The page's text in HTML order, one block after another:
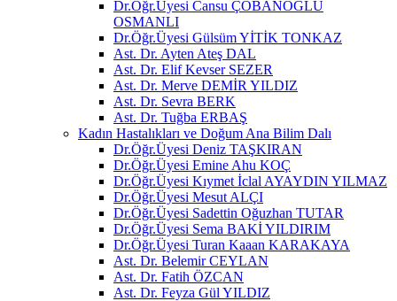
Dr.Öğr.Üyesi Cansu ÇOBANOĞLU
OSMANLI
Dr.Öğr.Üyesi Gülsüm YİTİK TONKAZ
Ast. Dr. Ayten Ateş DAL
Ast. Dr. Elif Kevser SEZER
Ast. Dr. Merve DEMİR YILDIZ
Ast. Dr. Sevra BERK
Ast. Dr. Tuğba ERBAŞ
Kadın Hastalıkları ve Doğum Ana Bilim Dalı
Dr.Öğr.Üyesi Deniz TAŞKIRAN
Dr.Öğr.Üyesi Emine Ahu KOÇ
Dr.Öğr.Üyesi Kıymet İclal AYAYDIN YILMAZ
Dr.Öğr.Üyesi Mesut ALÇI
Dr.Öğr.Üyesi Sadettin Oğuzhan TUTAR
Dr.Öğr.Üyesi Sema BAKİ YILDIRIM
Dr.Öğr.Üyesi Turan Kaaan KARAKAYA
Ast. Dr. Belemir CEYLAN
Ast. Dr. Fatih ÖZCAN
Ast. Dr. Feyza Gül YILDIZ